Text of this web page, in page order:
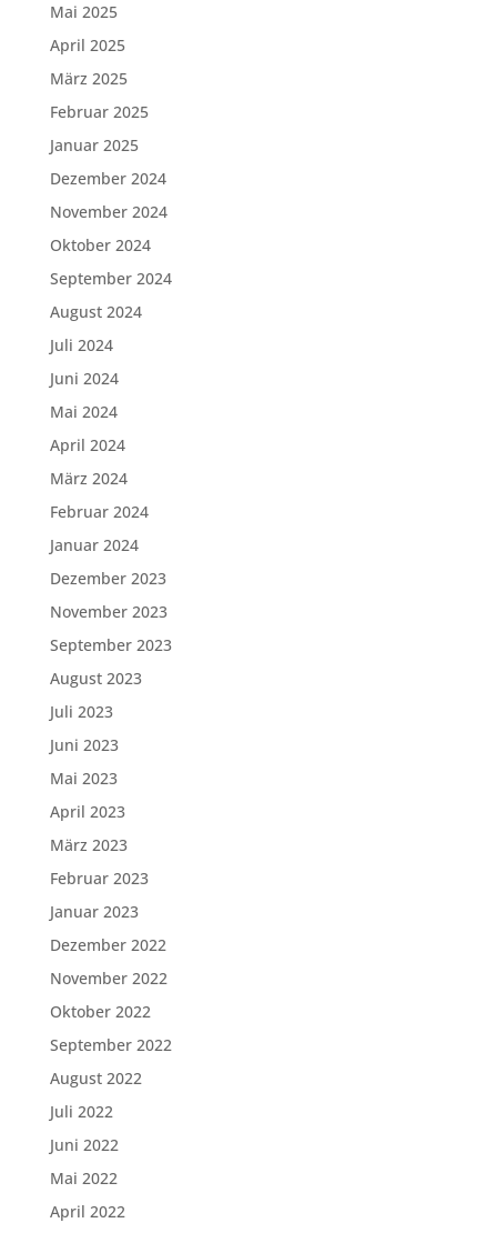
Mai 2025
April 2025
März 2025
Februar 2025
Januar 2025
Dezember 2024
November 2024
Oktober 2024
September 2024
August 2024
Juli 2024
Juni 2024
Mai 2024
April 2024
März 2024
Februar 2024
Januar 2024
Dezember 2023
November 2023
September 2023
August 2023
Juli 2023
Juni 2023
Mai 2023
April 2023
März 2023
Februar 2023
Januar 2023
Dezember 2022
November 2022
Oktober 2022
September 2022
August 2022
Juli 2022
Juni 2022
Mai 2022
April 2022